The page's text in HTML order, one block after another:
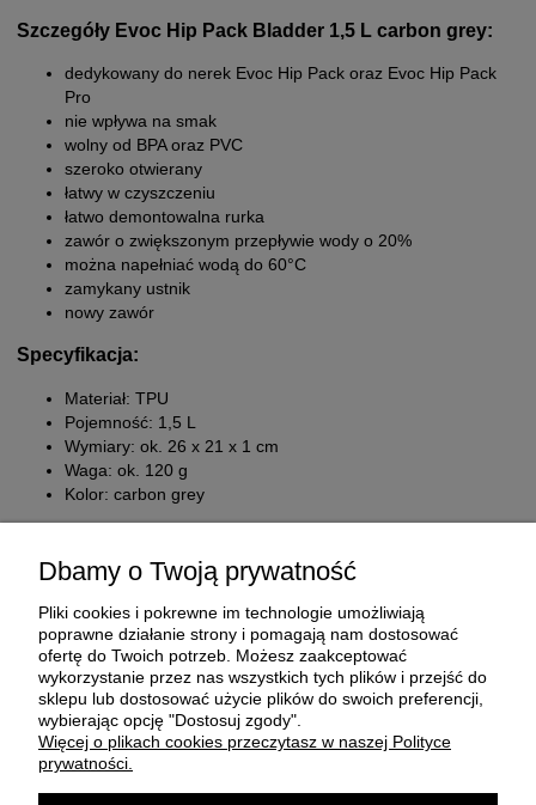
Szczegóły Evoc Hip Pack Bladder 1,5 L carbon grey:
dedykowany do nerek Evoc Hip Pack oraz Evoc Hip Pack
Pro
nie wpływa na smak
wolny od BPA oraz PVC
szeroko otwierany
łatwy w czyszczeniu
łatwo demontowalna rurka
zawór o zwiększonym przepływie wody o 20%
można napełniać wodą do 60°C
zamykany ustnik
nowy zawór
Specyfikacja:
Materiał: TPU
Pojemność: 1,5 L
Wymiary: ok. 26 x 21 x 1 cm
Waga: ok. 120 g
Kolor: carbon grey
O FIRMIE
Dbamy o Twoją prywatność
Pliki cookies i pokrewne im technologie umożliwiają
poprawne działanie strony i pomagają nam dostosować
ofertę do Twoich potrzeb. Możesz zaakceptować
wykorzystanie przez nas wszystkich tych plików i przejść do
sklepu lub dostosować użycie plików do swoich preferencji,
wybierając opcję "Dostosuj zgody".
Więcej o plikach cookies przeczytasz w naszej Polityce
prywatności.